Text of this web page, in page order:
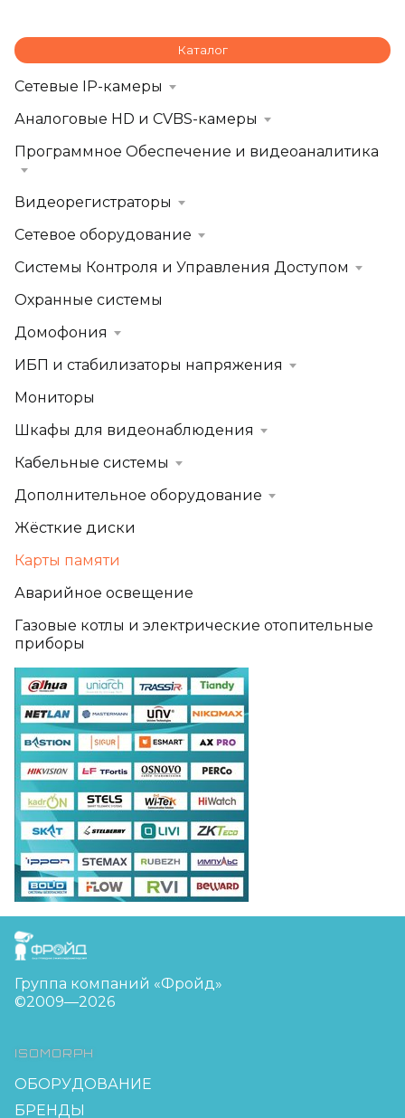
Каталог
Сетевые IP-камеры
Аналоговые HD и CVBS-камеры
Программное Обеспечение и видеоаналитика
Видеорегистраторы
Сетевое оборудование
Системы Контроля и Управления Доступом
Охранные системы
Домофония
ИБП и стабилизаторы напряжения
Мониторы
Шкафы для видеонаблюдения
Кабельные системы
Дополнительное оборудование
Жёсткие диски
Карты памяти
Аварийное освещение
Газовые котлы и электрические отопительные
приборы
FreudGroup
Группа компаний «Фройд»
©2009—2026
ISOMORPH
ОБОРУДОВАНИЕ
БРЕНДЫ